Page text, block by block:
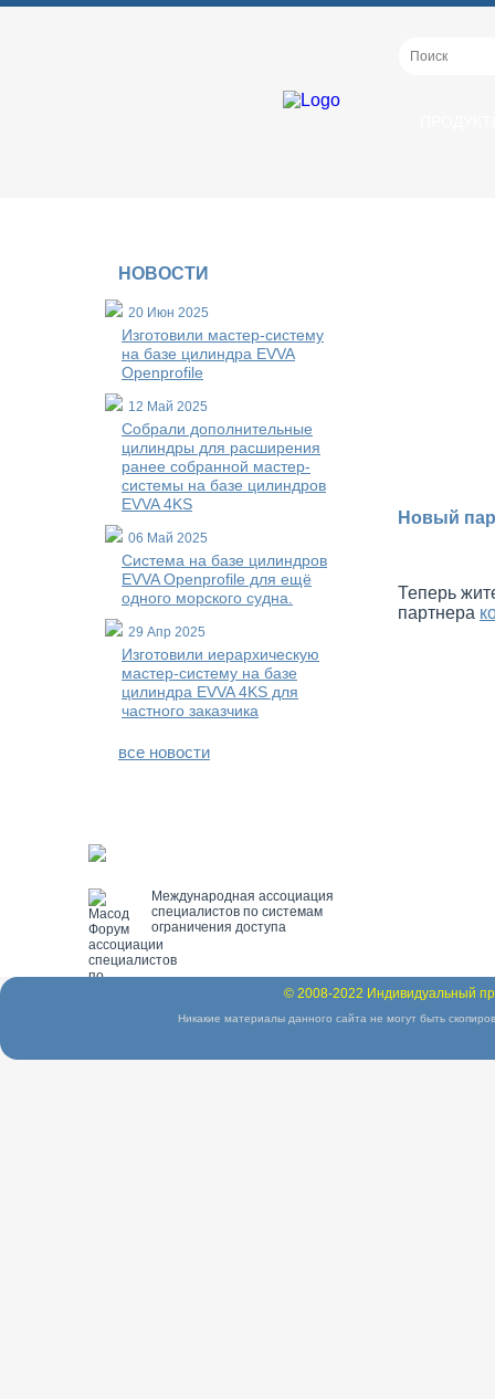
НОВОСТИ
20 Июн 2025
Изготовили мастер-систему
на базе цилиндра EVVA
Openprofile
12 Май 2025
Собрали дополнительные
цилиндры для расширения
ранее собранной мастер-
системы на базе цилиндров
EVVA 4KS
06 Май 2025
Система на базе цилиндров
EVVA Openprofile для ещё
одного морского судна.
29 Апр 2025
Изготовили иерархическую
мастер-систему на базе
цилиндра EVVA 4KS для
частного заказчика
все новости
Международная ассоциация
специалистов по системам
ограничения доступа
Новый
Теперь
партнера
© 2008-2022 Индивидуальный
Никакие материалы данного сайта не могут быть